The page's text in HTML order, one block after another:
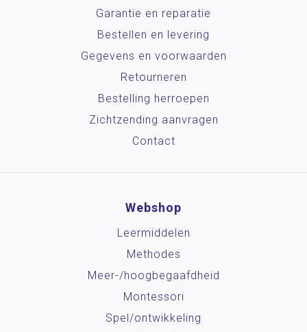
Garantie en reparatie
Bestellen en levering
Gegevens en voorwaarden
Retourneren
Bestelling herroepen
Zichtzending aanvragen
Contact
Webshop
Leermiddelen
Methodes
Meer-/hoog­begaafdheid
Montessori
Spel/ontwikkeling